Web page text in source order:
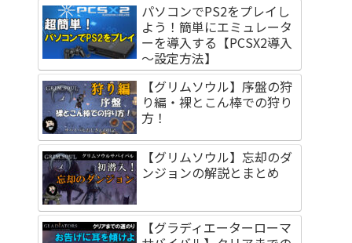
パソコンでPS2をプレイし
よう！簡単にエミュレータ
ーを導入する【PCSX2導入
～設定方法】
【グリムソウル】序盤の狩
り編・裸とこん棒での狩り
方！
【グリムソウル】忘却のダ
ンジョンの解説とまとめ
【グラディエーターローマ